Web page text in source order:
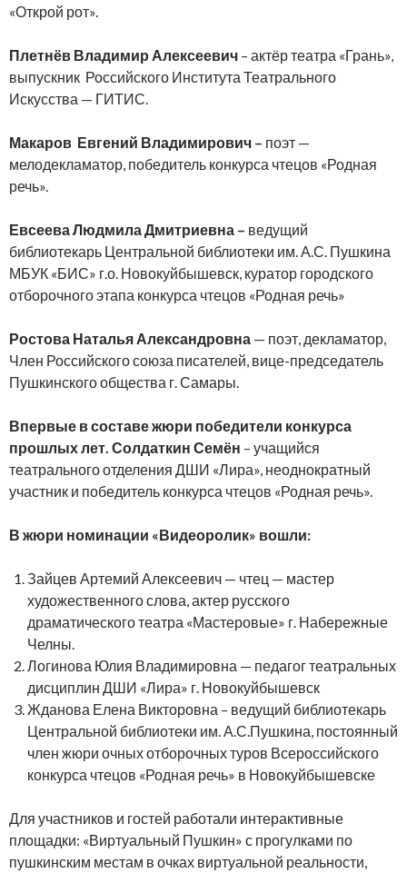
«Открой рот».
Плетнёв Владимир Алексеевич – актёр театра «Грань»,
выпускник Российского Института Театрального
Искусства — ГИТИС.
Макаров Евгений Владимирович – поэт —
мелодекламатор, победитель конкурса чтецов «Родная
речь».
Евсеева Людмила Дмитриевна – ведущий
библиотекарь Центральной библиотеки им. А.С. Пушкина
МБУК «БИС» г.о. Новокуйбышевск, куратор городского
отборочного этапа конкурса чтецов «Родная речь»
Ростова Наталья Александровна — поэт, декламатор,
Член Российского союза писателей, вице-председатель
Пушкинского общества г. Самары.
Впервые в составе жюри победители конкурса
прошлых лет. Солдаткин Семён – учащийся
театрального отделения ДШИ «Лира», неоднократный
участник и победитель конкурса чтецов «Родная речь».
В жюри номинации «Видеоролик» вошли:
Зайцев Артемий Алексеевич — чтец — мастер
художественного слова, актер русского
драматического театра «Мастеровые» г. Набережные
Челны.
Логинова Юлия Владимировна — педагог театральных
дисциплин ДШИ «Лира» г. Новокуйбышевск
Жданова Елена Викторовна – ведущий библиотекарь
Центральной библиотеки им. А.С.Пушкина, постоянный
член жюри очных отборочных туров Всероссийского
конкурса чтецов «Родная речь» в Новокуйбышевске
Для участников и гостей работали интерактивные
площадки: «Виртуальный Пушкин» с прогулками по
пушкинским местам в очках виртуальной реальности,